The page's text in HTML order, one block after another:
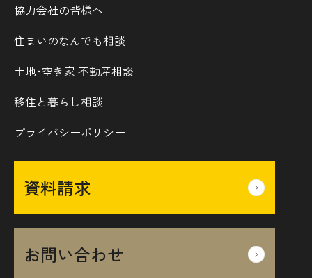
協力会社の皆様へ
住まいのなんでも相談
土地･空き家 不動産相談
移住と暮らし相談
プライバシーポリシー
資料請求
お問い合わせ